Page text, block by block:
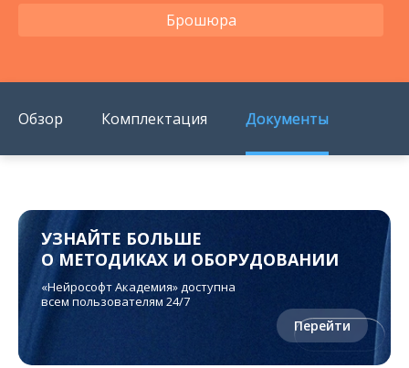
Брошюра
Обзор Комплектация Документы
УЗНАЙТЕ БОЛЬШЕ
О МЕТОДИКАХ И ОБОРУДОВАНИИ
«Нейрософт Академия» доступна
всем пользователям 24/7
Перейти